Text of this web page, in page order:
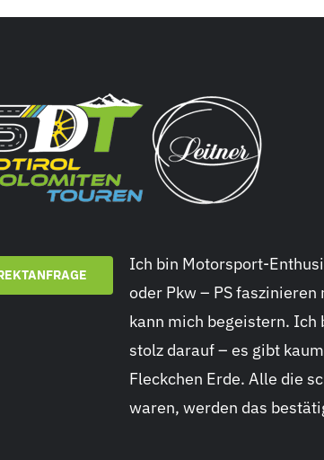
Ich bin Motorsport-
oder Pkw – PS faszinieren
kann mich begeistern. Ich
stolz darauf – es gibt
Fleckchen Erde. Alle die
waren, werden das